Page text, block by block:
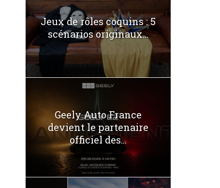
Jeux de rôles coquins : 5
scénarios originaux...
Geely Auto France
devient le partenaire
officiel des...